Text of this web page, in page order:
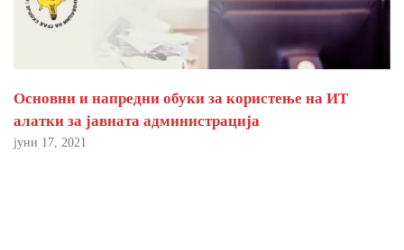
Основни и напредни обуки за користење на ИТ
алатки за јавната администрација
јуни 17, 2021